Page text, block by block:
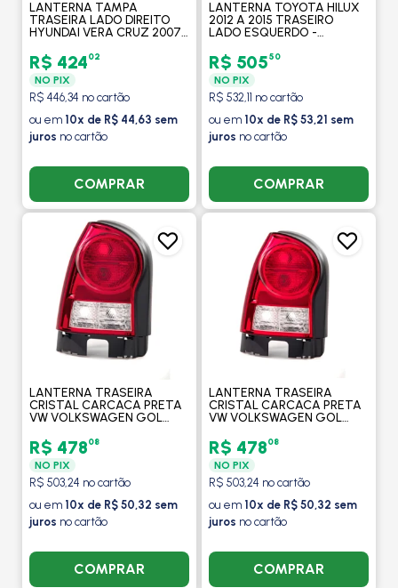
LANTERNA TAMPA
TRASEIRA LADO DIREITO
HYUNDAI VERA CRUZ 2007
MOBIS
R$ 42402
NO PIX
R$ 446,34 no cartão
ou em 10x de R$ 44,63 sem
juros no cartão
COMPRAR
LANTERNA TOYOTA HILUX
2012 A 2015 TRASEIRO
LADO ESQUERDO -
R$ 50550
NO PIX
R$ 532,11 no cartão
ou em 10x de R$ 53,21 sem
juros no cartão
COMPRAR
LANTERNA TRASEIRA
CRISTAL CARCACA PRETA
VW VOLKSWAGEN GOL
LADO ESQUERDO - ARTEB
R$ 47808
NO PIX
R$ 503,24 no cartão
ou em 10x de R$ 50,32 sem
juros no cartão
COMPRAR
LANTERNA TRASEIRA
CRISTAL CARCACA PRETA
VW VOLKSWAGEN GOL
LADO DIREITO - ARTEB
R$ 47808
NO PIX
R$ 503,24 no cartão
ou em 10x de R$ 50,32 sem
juros no cartão
COMPRAR